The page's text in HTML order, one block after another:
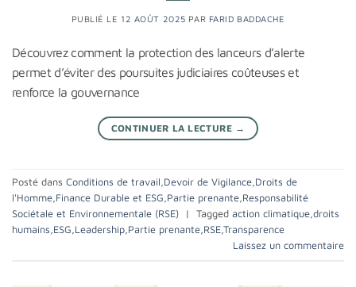
PUBLIÉ LE 12 AOÛT 2025 PAR FARID BADDACHE
Découvrez comment la protection des lanceurs d’alerte
permet d’éviter des poursuites judiciaires coûteuses et
renforce la gouvernance
CONTINUER LA LECTURE →
Posté dans Conditions de travail,Devoir de Vigilance,Droits de
l'Homme,Finance Durable et ESG,Partie prenante,Responsabilité
Sociétale et Environnementale (RSE)
| Tagged action climatique,droits
humains,ESG,Leadership,Partie prenante,RSE,Transparence
Laissez un commentaire